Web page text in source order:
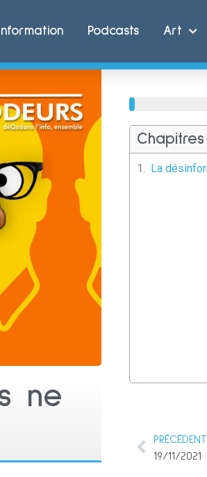
Information Podcasts Art
ne
40%
Chapitres
PRÉCÉDENT